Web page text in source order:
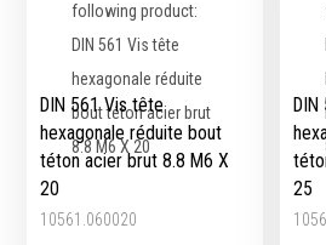
DIN 561 Vis tête
hexagonale réduite bout
téton acier brut 8.8 M6 X
20
10561.060020
25